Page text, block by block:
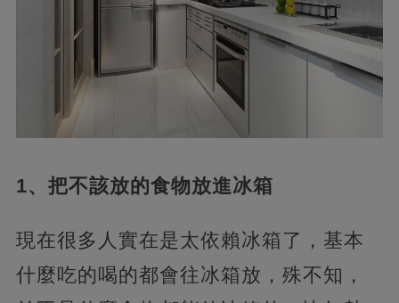
1、把不該放的食物放進冰箱
現在很多人實在是太依賴冰箱了，基本
什麼吃的喝的都會往冰箱放，殊不知，